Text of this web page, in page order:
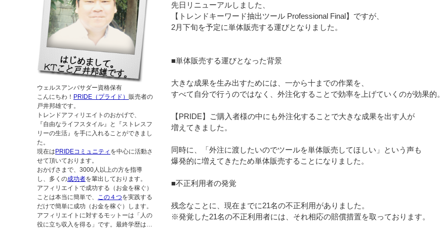
先日リニューアルしました、
【トレンドキーワード抽出ツール Professional Final】ですが、
2月下旬を予定に単体販売する運びとなりました。
■単体販売する運びとなった背景
大きな成果を生み出すためには、一から十までの作業を、
すべて自分で行うのではなく、外注化することで効率を上げていくのが効果的。
【PRIDE】ご購入者様の中にも外注化することで大きな成果を出す人が
増えてきました。
同時に、「外注に渡したいのでツールを単体販売してほしい」という声も
爆発的に増えてきたため単体販売することになりました。
■不正利用者の発覚
残念なことに、現在までに21名の不正利用がありました。
※発覚した21名の不正利用者には、それ相応の賠償措置を取っております。
ウェルスアンバサダー資格保有
こんにちわ！ PRIDE（プライド） 販売者の
戸井邦雄です。
トレンドアフィリエイトのおかげで、
『自由なライフスタイル』と『ストレスフ
リーの生活』を手に入れることができまし
た。
現在はPRIDEコミュニティ を中心に活動さ
せて頂いております。
おかげさまで、3000人以上の方を指導
し、多くの成功者を輩出しております。
アフィリエイトで成功する（お金を稼ぐ）
ことは本当に簡単で、
この４つを実践する
だけで簡単に成功（お金を稼ぐ）します。
アフィリエイトに対するモットーは「人の
役に立ち収入を得る」です。最終学歴は…